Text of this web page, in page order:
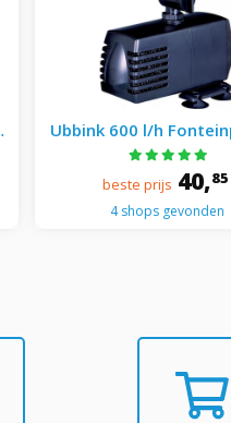
Ubbink 600 l/h
Zwart
beste prijs 40,85
4 shops gevonden